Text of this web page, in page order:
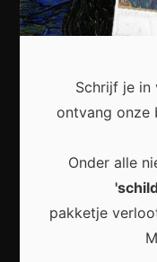
Waarom een
Schrijf je in
ontvang onze
Onder alle
pakketje